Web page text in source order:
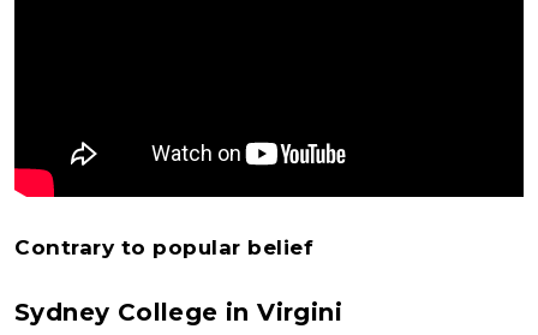
Contrary to popular belief
Sydney College in Virgini